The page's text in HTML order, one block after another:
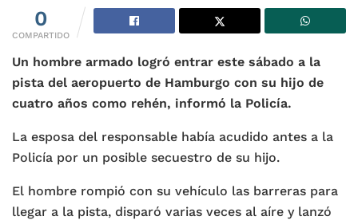
0
COMPARTIDO
Un hombre armado logró entrar este sábado a la
pista del aeropuerto de Hamburgo con su hijo de
cuatro años como rehén, informó la Policía.
La esposa del responsable había acudido antes a la
Policía por un posible secuestro de su hijo.
El hombre rompió con su vehículo las barreras para
llegar a la pista, disparó varias veces al aíre y lanzó